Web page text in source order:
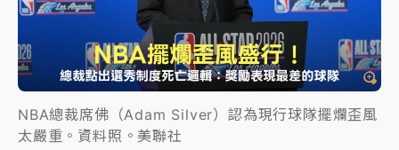
台東農業處長涉圖利渡假村！東檢抗告成功 今重開羈
父親節泡湯了！中颱白海豚雨彈轟3天 「紅到發紫」降
雨熱區曝
NBA總裁席佛（Adam Silver）認為現行球隊擺爛歪風
太嚴重。資料照。美聯社